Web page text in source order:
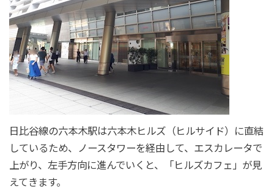
日比谷線の六本木駅は六本木ヒルズ（ヒルサイド）に直結
しているため、ノースタワーを経由して、エスカレータで
上がり、左手方向に進んでいくと、「ヒルズカフェ」が見
えてきます。